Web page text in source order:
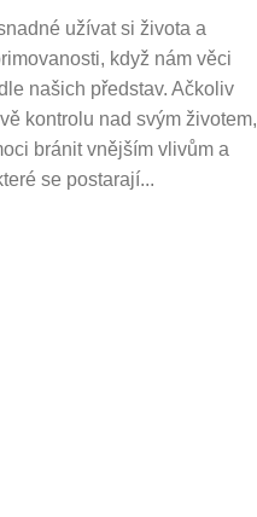
užívat si života a
když nám věci
našich představ. Ačkoliv
kontrolu nad svým životem,
bránit vnějším vlivům a
se postarají...